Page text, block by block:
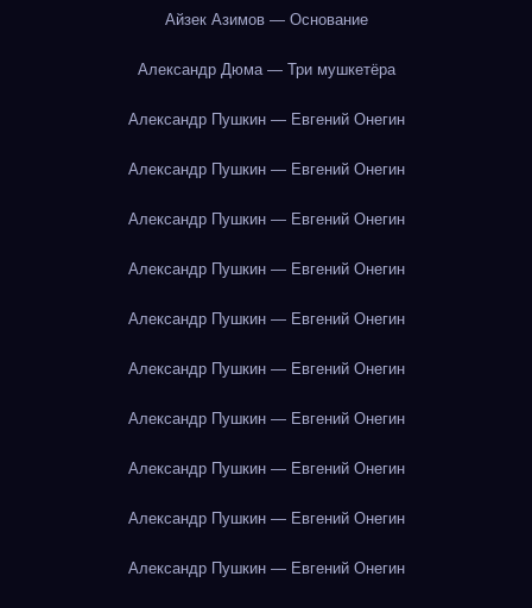
Айзек Азимов — Основание
Александр Дюма — Три мушкетёра
Александр Пушкин — Евгений Онегин
Александр Пушкин — Евгений Онегин
Александр Пушкин — Евгений Онегин
Александр Пушкин — Евгений Онегин
Александр Пушкин — Евгений Онегин
Александр Пушкин — Евгений Онегин
Александр Пушкин — Евгений Онегин
Александр Пушкин — Евгений Онегин
Александр Пушкин — Евгений Онегин
Александр Пушкин — Евгений Онегин